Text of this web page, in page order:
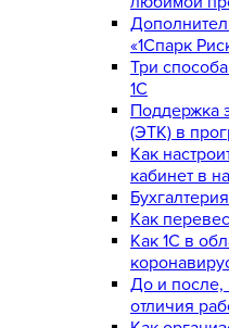
«1Спарк
Три
1С
Поддержка
(ЭТК) в
Как
кабинет в
Как
Как 1С в
До и после,
отличия